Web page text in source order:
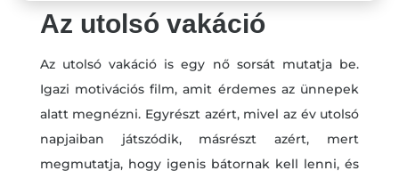
Az utolsó vakáció
Az utolsó vakáció is egy nő sorsát mutatja be.
Igazi motivációs film, amit érdemes az ünnepek
alatt megnézni. Egyrészt azért, mivel az év utolsó
napjaiban játszódik, másrészt azért, mert
megmutatja, hogy igenis bátornak kell lenni, és